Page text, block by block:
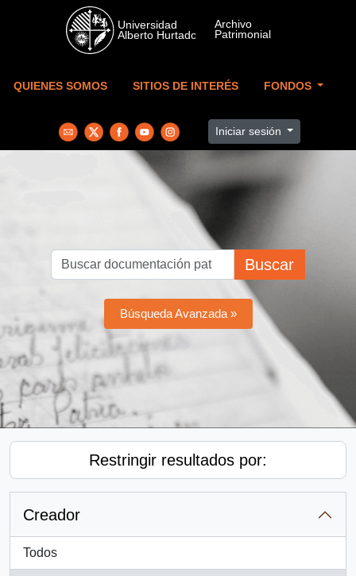
Skip to main content
QUIENES SOMOS SITIOS DE INTERÉS FONDOS
Iniciar sesión
Buscar
Búsqueda Avanzada »
Restringir resultados por:
Creador
Todos